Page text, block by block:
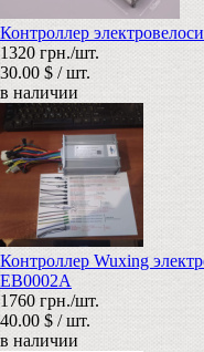
Контроллер
1320 грн./шт.
30.00 $ / шт.
в наличии
Контроллер Wuxing
EB0002А
1760 грн./шт.
40.00 $ / шт.
в наличии